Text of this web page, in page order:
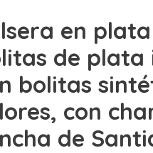
en
de plata
bolitas
con
de